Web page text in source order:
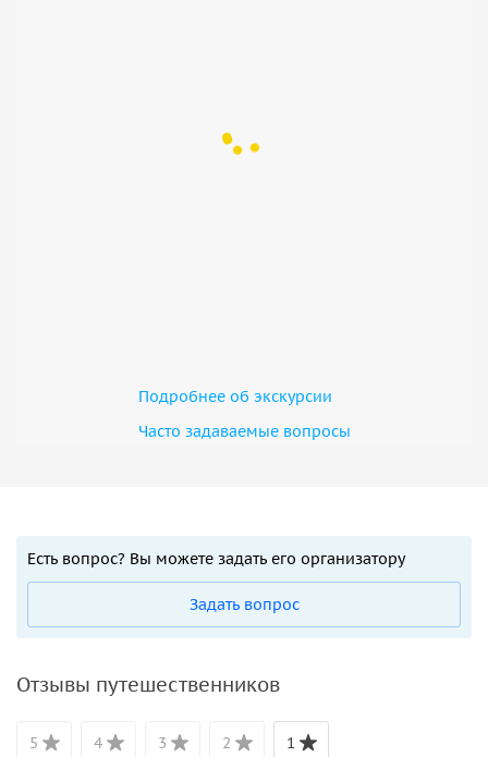
Подробнее об экскурсии
Часто задаваемые вопросы
Есть вопрос? Вы можете задать его организатору
Задать вопрос
Отзывы путешественников
5 4 3 2 1